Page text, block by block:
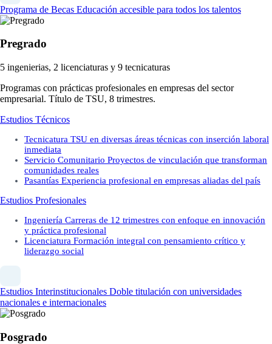
Programa de Becas Educación accesible para todos los talentos
Pregrado
5 ingenierias, 2 licenciaturas y 9 tecnicaturas
Programas con prácticas profesionales en empresas del sector
empresarial. Título de TSU, 8 trimestres.
Estudios Técnicos
Tecnicatura TSU en diversas áreas técnicas con inserción laboral
inmediata
Servicio Comunitario Proyectos de vinculación que transforman
comunidades reales
Pasantías Experiencia profesional en empresas aliadas del país
Estudios Profesionales
Ingeniería Carreras de 12 trimestres con enfoque en innovación
y práctica profesional
Licenciatura Formación integral con pensamiento crítico y
liderazgo social
Estudios Interinstitucionales Doble titulación con universidades
nacionales e internacionales
Posgrado